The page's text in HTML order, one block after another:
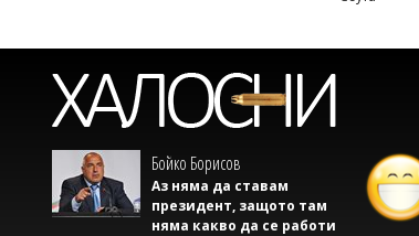
Бойко Борисов
Аз няма да ставам
президент, защото там
няма какво да се работи